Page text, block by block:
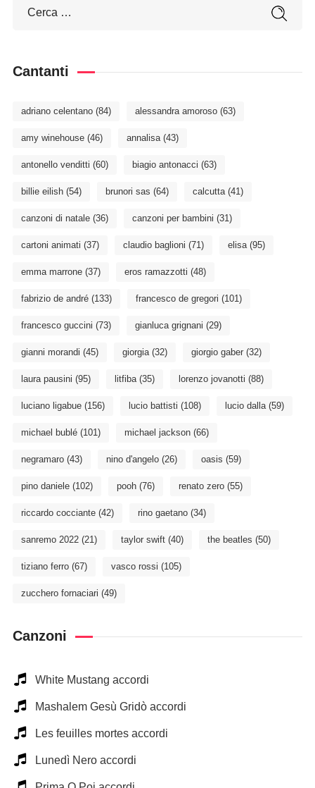
Cantanti
adriano celentano(84) alessandra amoroso(63)
amy winehouse(46) annalisa(43)
antonello venditti (60) biagio antonacci (63)
billie eilish(54) brunori sas (64) calcutta(41)
canzoni di natale(36) canzoni per bambini (31)
cartoni animati (37) claudio baglioni (71) elisa(95)
emma marrone(37) eros ramazzotti (48)
fabrizio de andré(133) francesco de gregori (101)
francesco guccini (73) gianluca grignani (29)
gianni morandi (45) giorgia(32) giorgio gaber(32)
laura pausini (95) litfiba(35) lorenzo jovanotti (88)
luciano ligabue(156) lucio battisti (108) lucio dalla(59)
michael bublé(101) michael jackson(66)
negramaro(43) nino d'angelo(26) oasis (59)
pino daniele(102) pooh(76) renato zero(55)
riccardo cocciante(42) rino gaetano(34)
sanremo 2022(21) taylor swift(40) the beatles (50)
tiziano ferro(67) vasco rossi (105)
zucchero fornaciari (49)
Canzoni
White Mustang accordi
Mashalem Gesù Gridò accordi
Les feuilles mortes accordi
Lunedì Nero accordi